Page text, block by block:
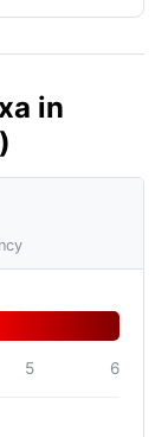
in
5 6